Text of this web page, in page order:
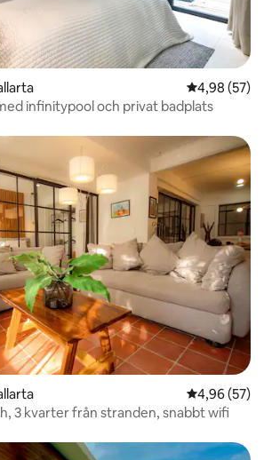
4,98 av 5 i
4,98 (57)
infinitypool och privat badplats
4,96 av 5 i
4,96 (57)
3 kvarter från stranden, snabbt wifi